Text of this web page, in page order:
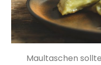
Maultaschen